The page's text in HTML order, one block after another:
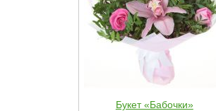
Букет «Бабочки»